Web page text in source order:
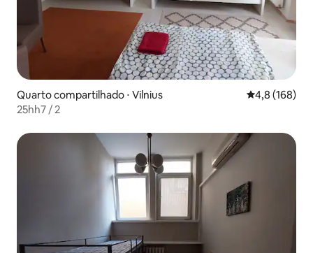
Quarto compartilhado ⋅ Vilnius 4,8 de uma
4,8 (168)
25hh7 / 2